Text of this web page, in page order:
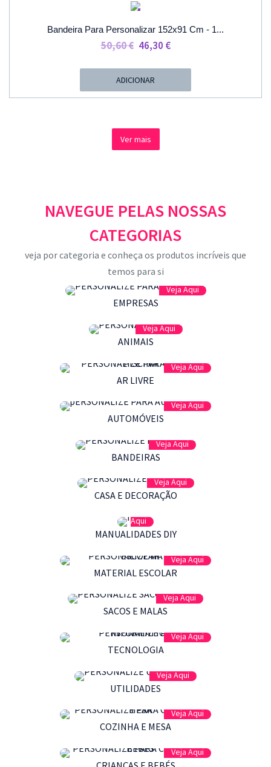
Bandeira Para Personalizar 152x91 Cm - 1...
50,60€ O
Original
Era:
46,30 €O
É:
ADICIONAR
Ver mais
NAVEGUE PELAS NOSSAS
CATEGORIAS
veja por categoria e conheça os produtos incríveis que
temos para si
Veja Aqui
EMPRESAS
Veja Aqui
ANIMAIS
Veja Aqui
AR LIVRE
Veja Aqui
AUTOMÓVEIS
Veja Aqui
BANDEIRAS
Veja Aqui
CASA E DECORAÇÃO
Aqui
MANUALIDADES DIY
Veja Aqui
MATERIAL ESCOLAR
Veja Aqui
SACOS E MALAS
Veja Aqui
TECNOLOGIA
Veja Aqui
UTILIDADES
Veja Aqui
COZINHA E MESA
Veja Aqui